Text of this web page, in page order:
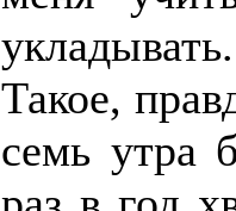
Такое,
семь утра